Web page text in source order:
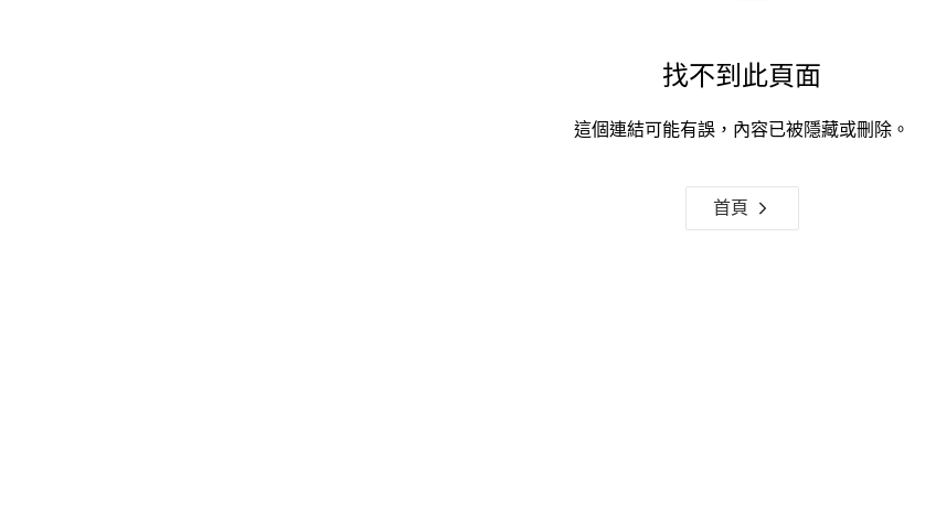
找不到此頁面
這個連結可能有誤，內容已被隱藏或刪除。
首頁